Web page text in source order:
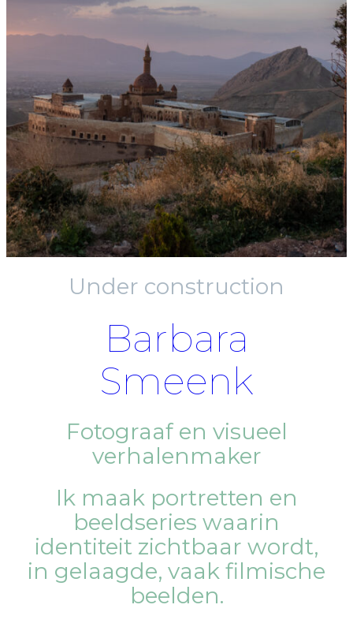
Under construction
Barbara
Smeenk
Fotograaf en visueel
verhalenmaker
Ik maak portretten en
beeldseries waarin
identiteit zichtbaar wordt,
in gelaagde, vaak filmische
beelden.